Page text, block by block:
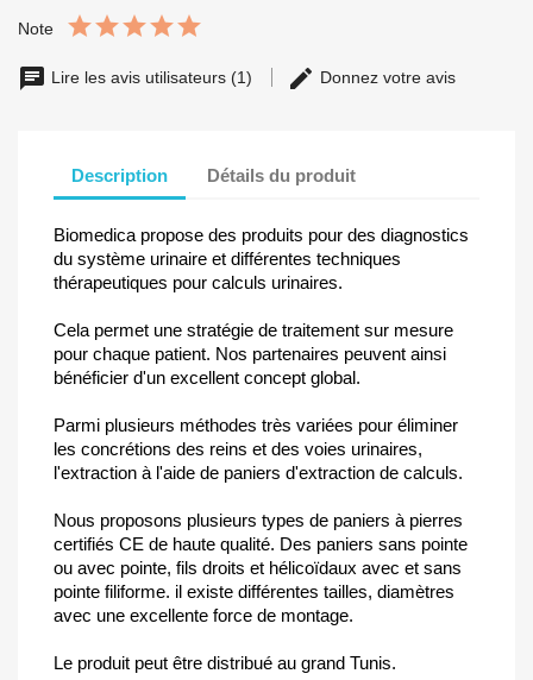
Note
Lire les avis utilisateurs (1) Donnez votre avis
Description Détails du produit
Biomedica propose des produits pour des diagnostics
du système urinaire et différentes techniques
thérapeutiques pour calculs urinaires.
Cela permet une stratégie de traitement sur mesure
pour chaque patient. Nos partenaires peuvent ainsi
bénéficier d'un excellent concept global.
Parmi plusieurs méthodes très variées pour éliminer
les concrétions des reins et des voies urinaires,
l'extraction à l'aide de paniers d'extraction de calculs.
Nous proposons plusieurs types de paniers à pierres
certifiés CE de haute qualité. Des paniers sans pointe
ou avec pointe, fils droits et hélicoïdaux avec et sans
pointe filiforme. il existe différentes tailles, diamètres
avec une excellente force de montage.
Le produit peut être distribué au grand Tunis.